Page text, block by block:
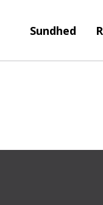
Sundhed